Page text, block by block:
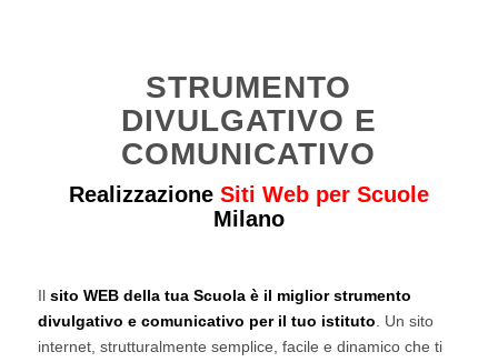
STRUMENTO
DIVULGATIVO E
COMUNICATIVO
Realizzazione Siti Web per Scuole
Milano
Il sito WEB della tua Scuola è il miglior strumento
divulgativo e comunicativo per il tuo istituto . Un sito
internet, strutturalmente semplice, facile e dinamico che ti